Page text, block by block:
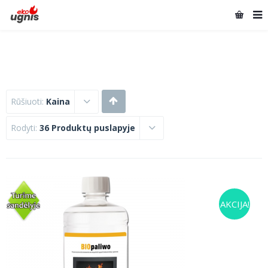
Rūšiuoti: Kaina
Rodyti: 36 Produktų puslapyje
AKCIJA!